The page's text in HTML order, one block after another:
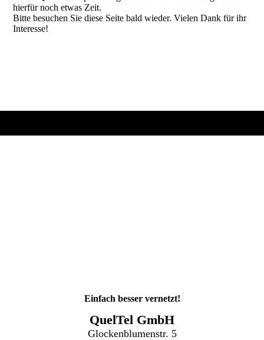
hierfür noch etwas Zeit.
Bitte besuchen Sie diese Seite bald wieder. Vielen Dank für ihr
Interesse!
Einfach besser vernetzt!
QuelTel GmbH
Glockenblumenstr. 5